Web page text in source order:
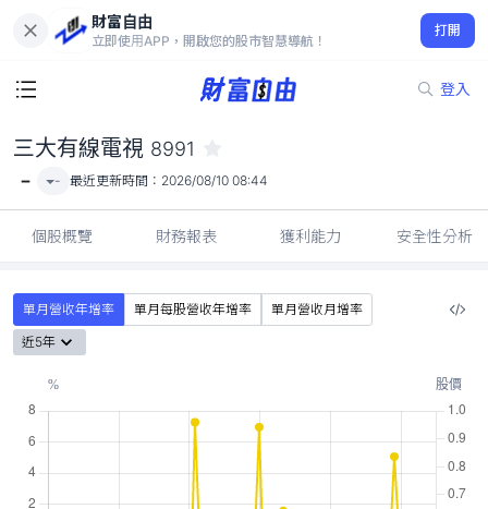
財富自由
立即使用APP，開啟您的股市智慧導航！
打開
登入
-
三大有線電視 8991
- - 最近更新時間： 2026/08/10 08:44
個股概覽 財務報表 獲利能力 安全性分析
單月營收年增率 單月每股營收年增率
單月營收月增率
近5年